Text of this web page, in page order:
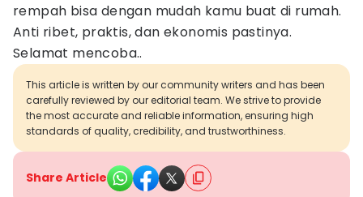
rempah bisa dengan mudah kamu buat di rumah.
Anti ribet, praktis, dan ekonomis pastinya.
Selamat mencoba..
This article is written by our community writers and has been
carefully reviewed by our editorial team. We strive to provide
the most accurate and reliable information, ensuring high
standards of quality, credibility, and trustworthiness.
Share Article